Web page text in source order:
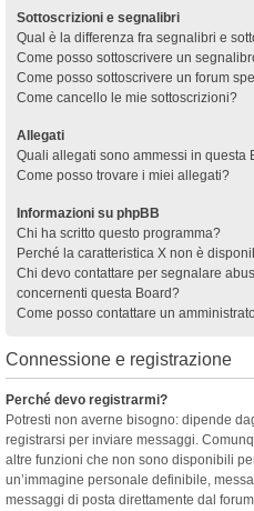
Sottoscrizioni e segnalibri
Qual è la differenza fra segnalibri e
Come posso sottoscrivere un
Come posso sottoscrivere un forum
Come cancello le mie sottoscrizioni?
Allegati
Quali allegati sono ammessi in questa
Come posso trovare i miei allegati?
Informazioni su phpBB
Chi ha scritto questo programma?
Perché la caratteristica X non è
Chi devo contattare per segnalare
concernenti questa Board?
Come posso contattare un
Connessione e registrazione
Perché devo registrarmi?
Potresti non averne bisogno: dipende
registrarsi per inviare messaggi.
altre funzioni che non sono disponibili
un’immagine personale definibile,
messaggi di posta direttamente dal